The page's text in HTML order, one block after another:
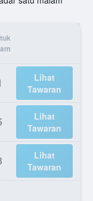
Lihat
Tawaran
Lihat
Tawaran
Lihat
Tawaran